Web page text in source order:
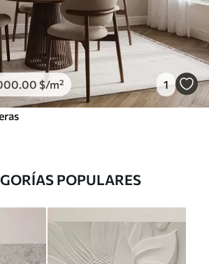
.00 $/m² 1
POPULARES